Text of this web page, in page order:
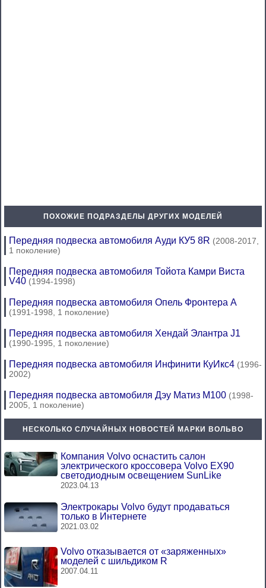
ПОХОЖИЕ ПОДРАЗДЕЛЫ ДРУГИХ МОДЕЛЕЙ
Передняя подвеска автомобиля Ауди КУ5 8R (2008-2017,
1 поколение)
Передняя подвеска автомобиля Тойота Камри Виста
V40 (1994-1998)
Передняя подвеска автомобиля Опель Фронтера А
(1991-1998, 1 поколение)
Передняя подвеска автомобиля Хендай Элантра J1
(1990-1995, 1 поколение)
Передняя подвеска автомобиля Инфинити КуИкс4 (1996-
2002)
Передняя подвеска автомобиля Дэу Матиз М100 (1998-
2005, 1 поколение)
НЕСКОЛЬКО СЛУЧАЙНЫХ НОВОСТЕЙ МАРКИ ВОЛЬВО
Компания Volvo оснастить салон
электрического кроссовера Volvo EX90
светодиодным освещением SunLike
2023.04.13
Электрокары Volvo будут продаваться
только в Интернете
2021.03.02
Volvo отказывается от «заряженных»
моделей с шильдиком R
2007.04.11